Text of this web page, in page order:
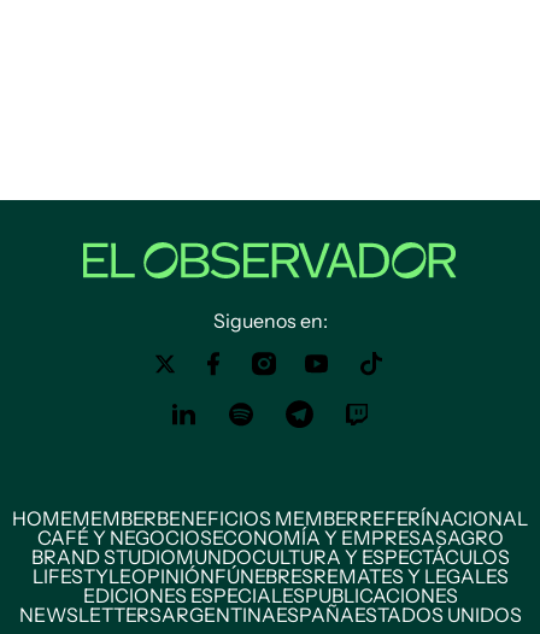
Siguenos en:
HOMEMEMBERBENEFICIOS MEMBERREFERÍNACIONAL
CAFÉ Y NEGOCIOSECONOMÍA Y EMPRESASAGRO
BRAND STUDIOMUNDOCULTURA Y ESPECTÁCULOS
LIFESTYLEOPINIÓNFÚNEBRESREMATES Y LEGALES
EDICIONES ESPECIALESPUBLICACIONES
NEWSLETTERSARGENTINAESPAÑAESTADOS UNIDOS